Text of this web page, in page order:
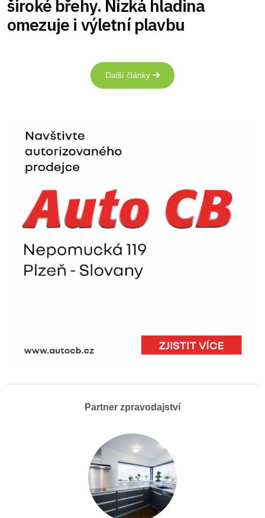
široké břehy. Nízká hladina
omezuje i výletní plavbu
Další články
Partner zpravodajství